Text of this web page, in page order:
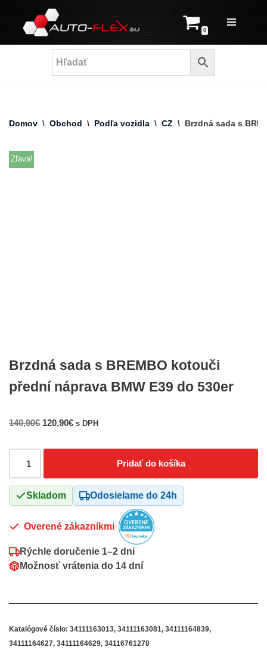
Prejsť
na
0
Domov \ Obchod \ Podľa vozidla \ CZ \ Brzdná sada s
Zľava!
Brzdná sada s BREMBO kotouči
přední náprava BMW E39 do 530er
140,90€ 120,90€ s DPH
Pridať do košíka
Skladom Odosielame do 24h
Overené zákazníkmi
Rýchle doručenie 1–2 dni
Možnosť vrátenia do 14 dní
Katalógové číslo: 34111163013, 34111163081, 34111164839,
34111164627, 34111164629, 34116761278